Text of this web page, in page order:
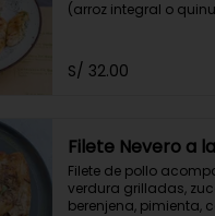
(arroz integral o
S/ 32.00
Filete Nevero a
Filete de pollo
verdura grilladas,
berenjena, pimienta,